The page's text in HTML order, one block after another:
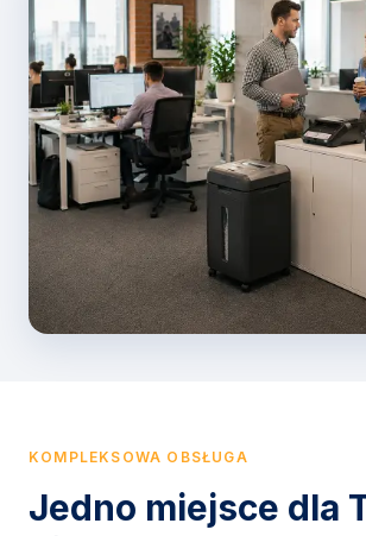
KOMPLEKSOWA OBSŁUGA
Jedno miejsce dla